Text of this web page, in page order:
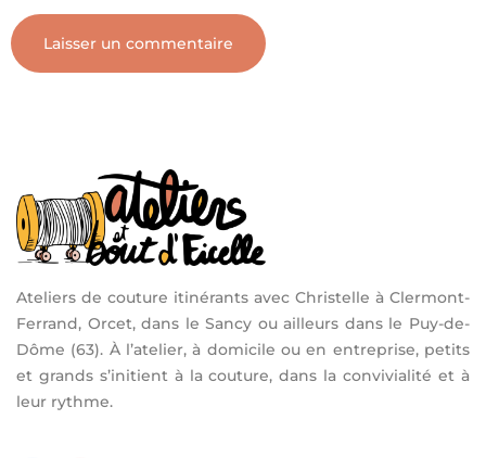
Ateliers de couture itinérants avec Christelle à Clermont-
Ferrand, Orcet, dans le Sancy ou ailleurs dans le Puy-de-
Dôme (63). À l’atelier, à domicile ou en entreprise, petits
et grands s’initient à la couture, dans la convivialité et à
leur rythme.